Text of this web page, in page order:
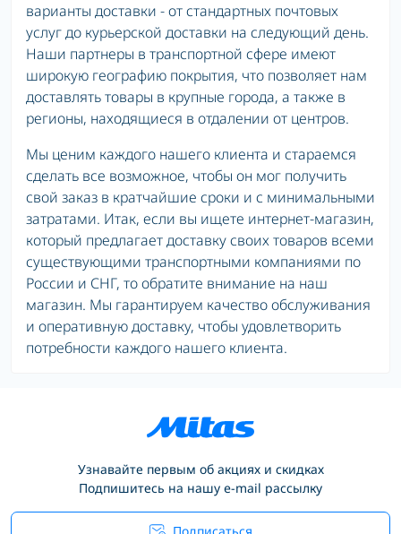
варианты доставки - от стандартных почтовых
услуг до курьерской доставки на следующий день.
Наши партнеры в транспортной сфере имеют
широкую географию покрытия, что позволяет нам
доставлять товары в крупные города, а также в
регионы, находящиеся в отдалении от центров.
Мы ценим каждого нашего клиента и стараемся
сделать все возможное, чтобы он мог получить
свой заказ в кратчайшие сроки и с минимальными
затратами. Итак, если вы ищете интернет-магазин,
который предлагает доставку своих товаров всеми
существующими транспортными компаниями по
России и СНГ, то обратите внимание на наш
магазин. Мы гарантируем качество обслуживания
и оперативную доставку, чтобы удовлетворить
потребности каждого нашего клиента.
Узнавайте первым об акциях и скидках
Подпишитесь на нашу e-mail рассылку